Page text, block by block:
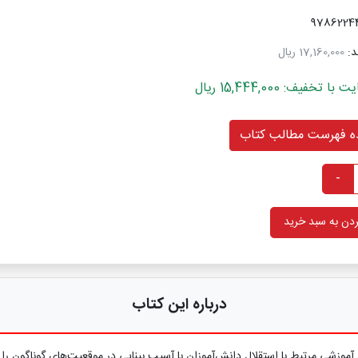
17,160,000 ریال
15,444,000 ریال
فهرست مطالب کتاب
-
به سبد خرید
درباره این کتاب